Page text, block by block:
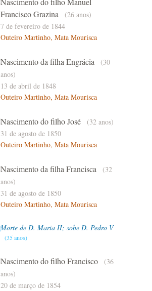
Francisco Grazina
(26 anos)
7 de fevereiro de 1844
Outeiro Martinho, Mata Mourisca
Nascimento da filha Engrácia
(30
anos)
13 de abril de 1848
Outeiro Martinho, Mata Mourisca
Nascimento do filho José
(32 anos)
31 de agosto de 1850
Outeiro Martinho, Mata Mourisca
Nascimento da filha Francisca
(32
anos)
31 de agosto de 1850
Outeiro Martinho, Mata Mourisca
Morte de D. Maria II; sobe D. Pedro V
(35 anos)
Nascimento do filho Francisco
(36
anos)
20 de março de 1854